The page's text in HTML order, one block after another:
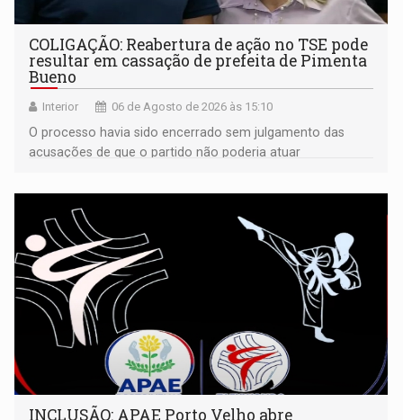
COLIGAÇÃO: Reabertura de ação no TSE pode
resultar em cassação de prefeita de Pimenta
Bueno
Interior 06 de Agosto de 2026 às 15:10
O processo havia sido encerrado sem julgamento das
acusações de que o partido não poderia atuar
INCLUSÃO: APAE Porto Velho abre